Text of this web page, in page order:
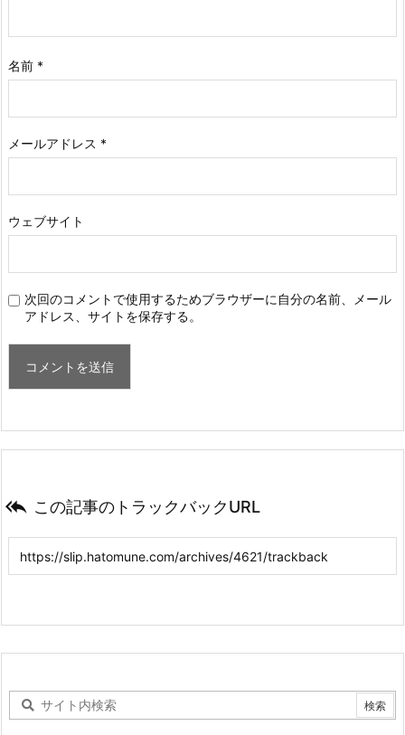
名前 *
メールアドレス *
ウェブサイト
次回のコメントで使用するためブラウザーに自分の名前、メール
アドレス、サイトを保存する。
 この記事のトラックバックURL